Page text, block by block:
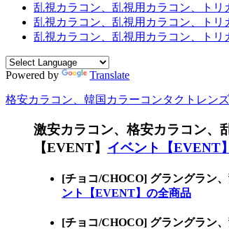
乱視カラコン、乱視用カラコン、ト
乱視カラコン、乱視用カラコン、トリ
乱視カラコン、乱視用カラコン、トリ
Powered by Translate
格安カラコン、韓国カラーコンタクトレン
激安カラコン、格安カラコン、
【EVENT】 イベント【EVENT】
[チョコ/CHOCO] グラングラン
ント【EVENT】の全商品
[チョコ/CHOCO] グラングラン